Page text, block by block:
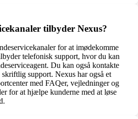
tilbyder Nexus?
for at imødekomme
telefonisk support, hvor du kan
Du kan også kontakte
support. Nexus har også et
med FAQer, vejledninger og
for at hjælpe kunderne med at løse